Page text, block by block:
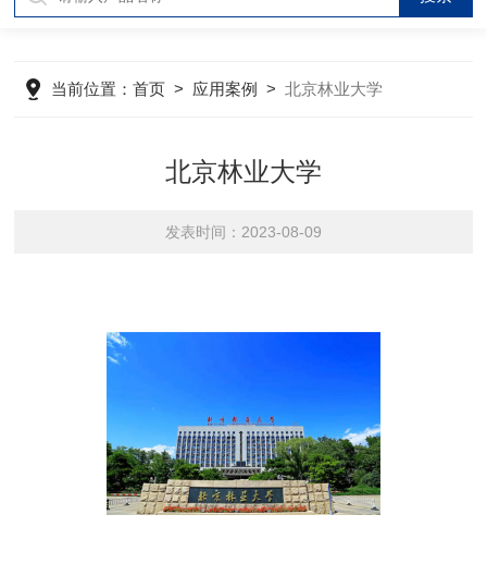
当前位置：首页 > 应用案例 >北京林业大学
北京林业大学
发表时间：2023-08-09